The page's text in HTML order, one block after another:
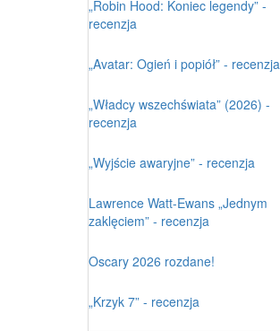
„Robin Hood: Koniec legendy” -
recenzja
„Avatar: Ogień i popiół” - recenzja
„Władcy wszechświata” (2026) -
recenzja
„Wyjście awaryjne” - recenzja
Lawrence Watt-Ewans „Jednym
zaklęciem” - recenzja
Oscary 2026 rozdane!
„Krzyk 7” - recenzja